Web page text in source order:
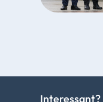
Interessant?